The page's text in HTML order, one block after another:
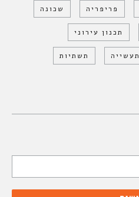
פריפריה שכונה
תכנון עירוני
תעשייה תשתיות